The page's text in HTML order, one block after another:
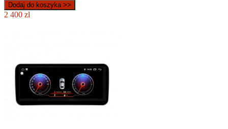
Dodaj do koszyka >>
2 400 zl